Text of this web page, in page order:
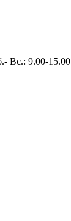
Вс.: 9.00-15.00